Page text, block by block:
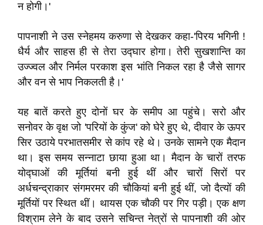
न होगी।'
पापनाशी ने उस स्नेहमय करुणा से देखकर कहा-'पिरय भगिनी !
धैर्य और साहस ही से तेरा उद्घार होगा। तेरी सुखशान्ति का
उज्ज्वल और निर्मल परकाश इस भांति निकल रहा है जैसे सागर
और वन से भाप निकलती है।'
यह बातें करते हुए दोनों घर के समीप आ पहुंचे। सरो और
सनोवर के वृक्ष जो 'परियों के कुंज' को घेरे हुए थे, दीवार के ऊपर
सिर उठाये परभातसमीर से कांप रहे थे। उनके सामने एक मैदान
था। इस समय सन्नाटा छाया हुआ था। मैदान के चारों तरफ
योद्घाओं की मूर्तियां बनी हुई थीं और चारों सिरों पर
अर्धचन्द्राकार संगमरमर की चौकियां बनी हुई थीं, जो दैत्यों की
मूर्तियों पर स्थित थीं। थायस एक चौकी पर गिर पड़ी। एक क्षण
विश्राम लेने के बाद उसने सचिन्त नेत्रों से पापनाशी की ओर